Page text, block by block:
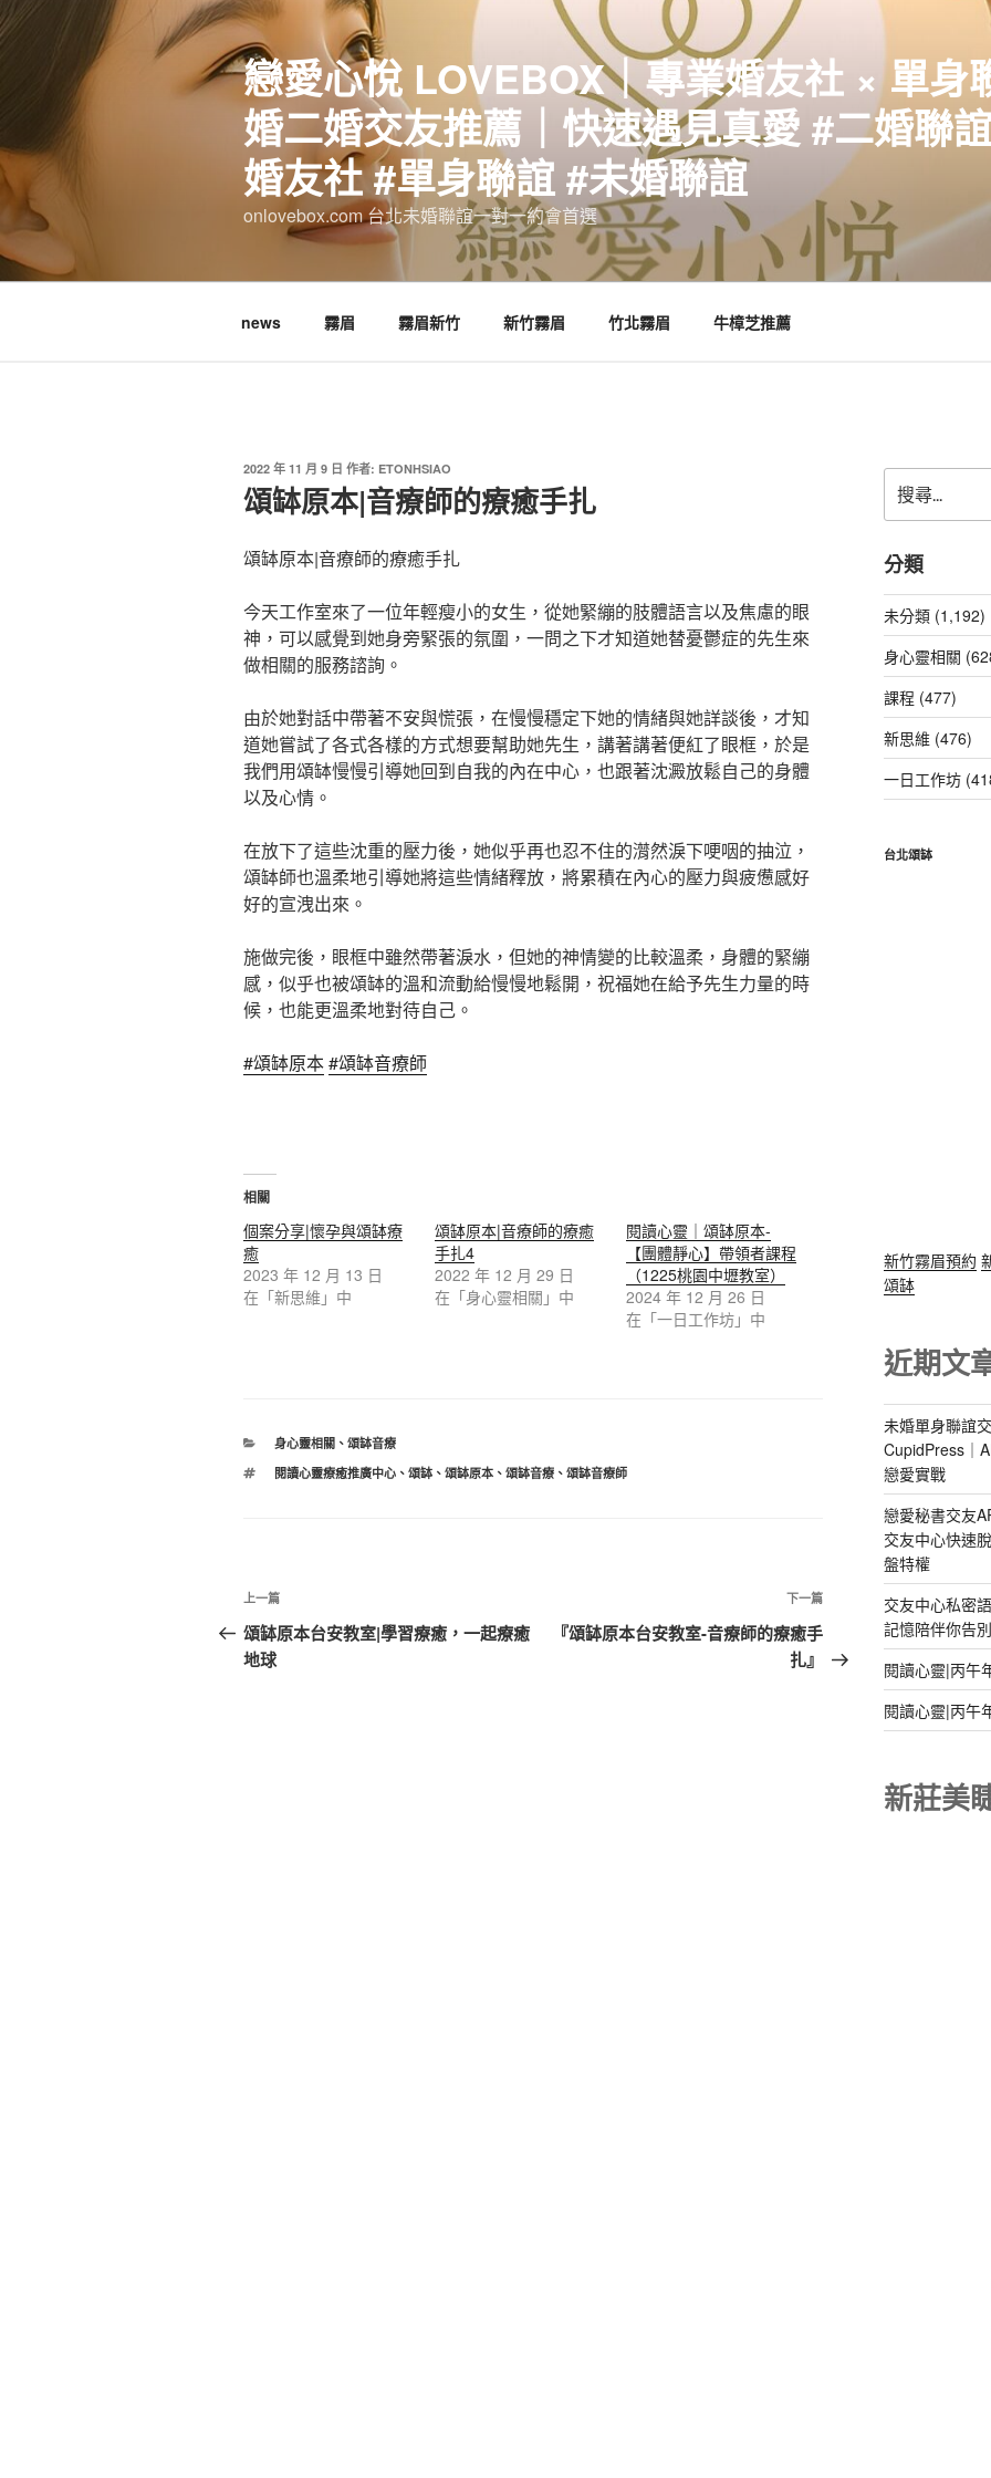
跳
至
容
戀愛心悅 LOVEBOX｜專業婚友社 × 單身
婚二婚交友推薦｜快速遇見真愛 #二婚聯
婚友社 #單身聯誼 #未婚聯誼
onlovebox.com 台北未婚聯誼一對一約會首選
news 霧眉 霧眉新竹 新竹霧眉 竹北霧眉 牛樟芝推薦
發
佈
於
2022 年 11 月 9 日 作者: ETONHSIAO
頌缽原本|音療師的療癒手扎
頌缽原本|音療師的療癒手扎
今天工作室來了一位年輕瘦小的女生，從她緊繃的肢體語言以及焦慮的眼
神，可以感覺到她身旁緊張的氛圍，一問之下才知道她替憂鬱症的先生來
做相關的服務諮詢。
由於她對話中帶著不安與慌張，在慢慢穩定下她的情緒與她詳談後，才知
道她嘗試了各式各樣的方式想要幫助她先生，講著講著便紅了眼框，於是
我們用頌缽慢慢引導她回到自我的內在中心，也跟著沈澱放鬆自己的身體
以及心情。
在放下了這些沈重的壓力後，她似乎再也忍不住的潸然淚下哽咽的抽泣，
頌缽師也溫柔地引導她將這些情緒釋放，將累積在內心的壓力與疲憊感好
好的宣洩出來。
施做完後，眼框中雖然帶著淚水，但她的神情變的比較溫柔，身體的緊繃
感，似乎也被頌缽的溫和流動給慢慢地鬆開，祝福她在給予先生力量的時
候，也能更溫柔地對待自己。
#頌缽原本#頌缽音療師
相關
個案分享|懷孕與頌缽療
癒
2023 年 12 月 13 日
在「新思維」中
頌缽原本|音療師的療癒
手扎4
2022 年 12 月 29 日
在「身心靈相關」中
閱讀心靈｜頌缽原本-
【團體靜心】帶領者課程
（1225桃園中壢教室）
2024 年 12 月 26 日
在「一日工作坊」中
分
身心靈相關 、 頌缽音療
標
閱讀心靈療癒推廣中心、 頌缽、 頌缽原本、 頌缽音療、 頌缽音療師
文
章
導
上
一
篇
上一篇
頌缽原本台安教室|學習療癒，一起療癒
地球
下
一
篇
下一篇
『頌缽原本台安教室-音療師的療癒手
扎』
尋
關
鍵
字:
分類
未分類 (1,192)
身心靈相關
課程 (477)
新思維 (476)
一日工作坊
台北頌缽
新竹霧眉預約
頌缽
近期文
未婚單身聯誼
CupidPress｜
戀愛實戰
戀愛秘書交友
交友中心快速
盤特權
交友中心私密
記憶陪伴你告
閱讀心靈|丙午
閱讀心靈|丙午
新莊美